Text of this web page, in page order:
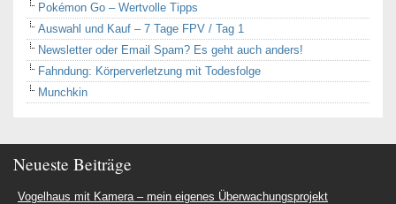
Pokémon Go – Wertvolle Tipps
Auswahl und Kauf – 7 Tage FPV / Tag 1
Newsletter oder Email Spam? Es geht auch anders!
Fahndung: Körperverletzung mit Todesfolge
Munchkin
Neueste Beiträge
Vogelhaus mit Kamera – mein eigenes Überwachungsprojekt